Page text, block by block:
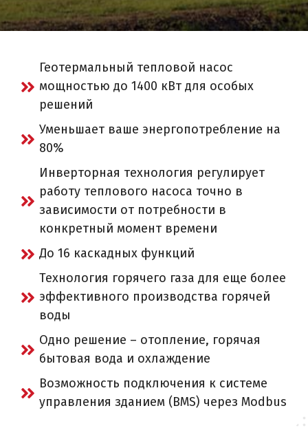
Геотермальный тепловой насос
мощностью до 1400 кВт для особых
решений
Уменьшает ваше энергопотребление на
80%
Инверторная технология регулирует
работу теплового насоса точно в
зависимости от потребности в
конкретный момент времени
До 16 каскадных функций
Технология горячего газа для еще более
эффективного производства горячей
воды
Одно решение – отопление, горячая
бытовая вода и охлаждение
Возможность подключения к системе
управления зданием (BMS) через Modbus